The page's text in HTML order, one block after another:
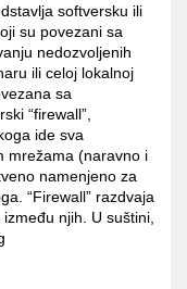
softversku ili
su povezani sa
nedozvoljenih
ili celoj lokalnoj
sa
“firewall”,
ide sva
mrežama (naravno i
namenjeno za
“Firewall” razdvaja
njih. U suštini,